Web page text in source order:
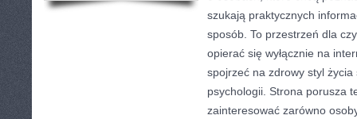
szukają praktycznych
sposób. To przestrzeń dla
opierać się wyłącznie na
spojrzeć na zdrowy styl
psychologii. Strona porusza
zainteresować zarówno